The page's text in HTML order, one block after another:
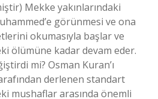
Mekke yakınlarındaki
görünmesi ve ona
okumasıyla başlar ve
ölümüne kadar devam eder.
mi? Osman Kuran’ı
derlenen standart
mushaflar arasında önemli